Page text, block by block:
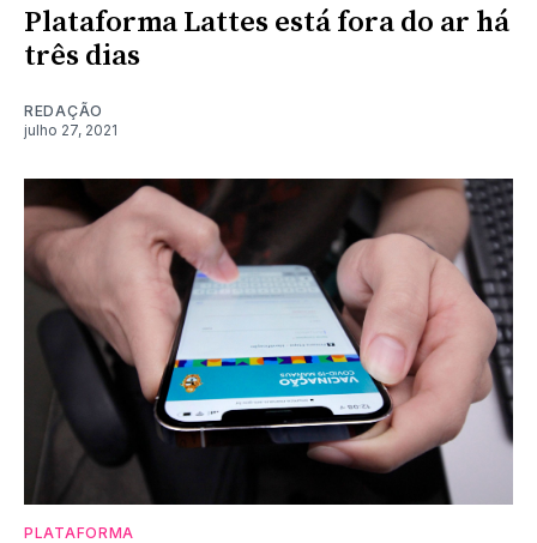
Plataforma Lattes está fora do ar há
três dias
REDAÇÃO
julho 27, 2021
PLATAFORMA